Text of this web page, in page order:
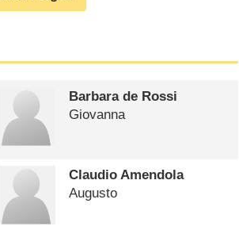
Barbara de Rossi
Giovanna
Claudio Amendola
Augusto